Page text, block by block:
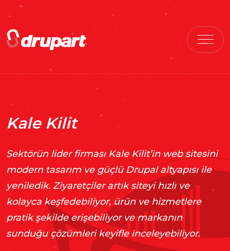
Kale Kilit
Sektörün lider firması Kale Kilit’in web sitesini
modern tasarım ve güçlü Drupal altyapısı ile
yeniledik. Ziyaretçiler artık siteyi hızlı ve
kolayca keşfedebiliyor, ürün ve hizmetlere
pratik şekilde erişebiliyor ve markanın
sunduğu çözümleri keyifle inceleyebiliyor.